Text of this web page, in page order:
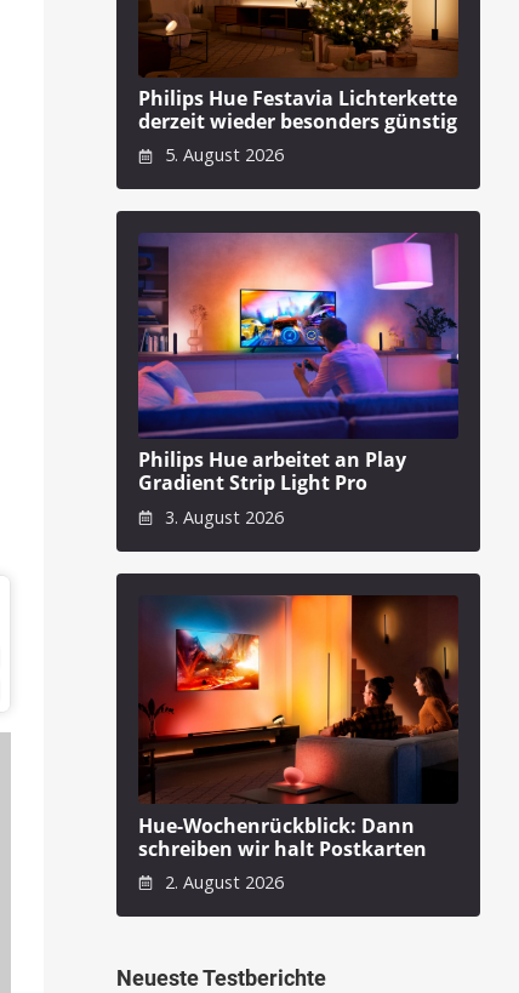
Philips Hue Festavia Lichterkette
derzeit wieder besonders günstig
5. August 2026
Philips Hue arbeitet an Play
Gradient Strip Light Pro
3. August 2026
Hue-Wochenrückblick: Dann
schreiben wir halt Postkarten
2. August 2026
Neueste Testberichte